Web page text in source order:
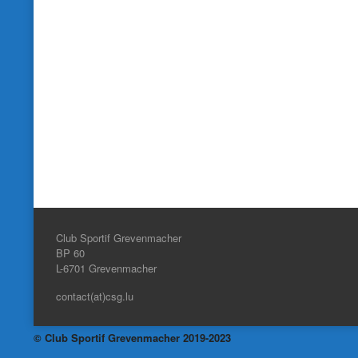
Club Sportif Grevenmacher
BP 60
L-6701 Grevenmacher
contact(at)csg.lu
© Club Sportif Grevenmacher 2019-2023